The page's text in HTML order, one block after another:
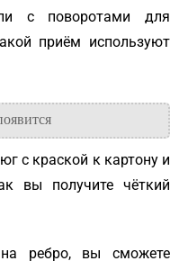
с поворотами для
приём используют
с краской к картону и
вы получите чёткий
ребро, вы сможете